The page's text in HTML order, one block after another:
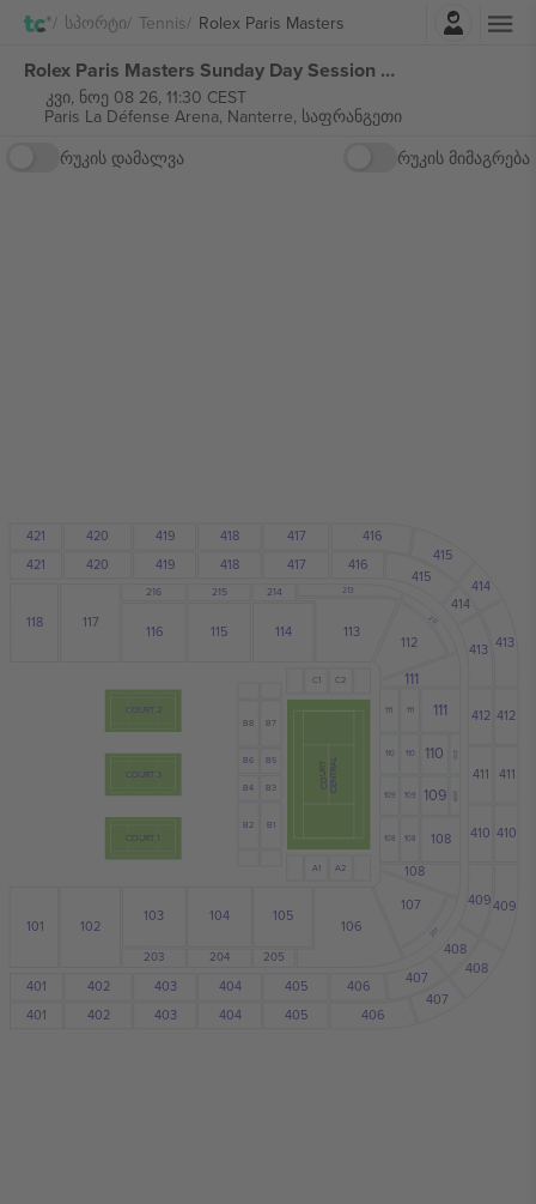
Სპორტი Tennis Rolex Paris Masters
შესვლა
Rolex Paris Masters Sunday Day Session Court 1 ბილეთი
კვი, ნოე 08 26, 11:30 CEST
Paris La Défense Arena, Nanterre, საფრანგეთი
რუკის დამალვა
რუკის მიმაგრება
C1 C2
B1
B3
B5
B7
A1 A2
109
110
108
111
108
109
110
111
107
112
207
212
111
108
111
110
109
108
106
113
213
104 105
114
115
205
204
214
215
404
418
412
411
410
405 407
406
417 416
415
414
413
409
408
418 417
412
411
410
405
404
416
415
414
413
409
408
407
406
403
402
401
421 420 419
421 420 419
403
402
401
101 102
103
116
117
118
203
216
COURT 3
COURT 2
COURT
B2
B4
B6
B8
COURT 1
CENTRAL